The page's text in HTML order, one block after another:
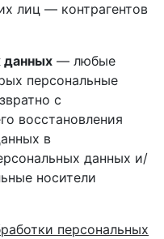
лиц — контрагентов
данных — любые
персональные
с
восстановления
в
данных и/
носители
персональных